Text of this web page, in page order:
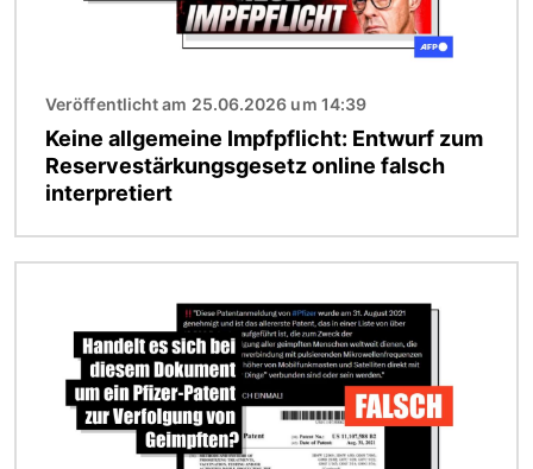
Veröffentlicht am 25.06.2026 um 14:39
Keine allgemeine Impfpflicht: Entwurf zum
Reservestärkungsgesetz online falsch
interpretiert